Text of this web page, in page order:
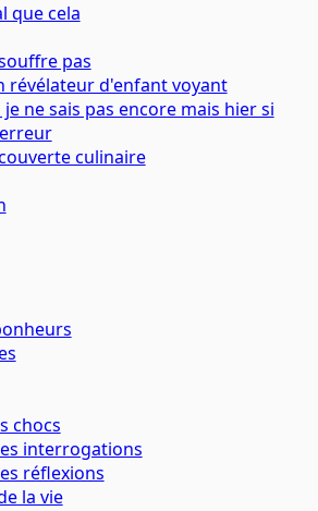
que cela
pas
révélateur d'enfant voyant
ne sais pas encore mais hier si
culinaire
chocs
interrogations
réflexions
la vie